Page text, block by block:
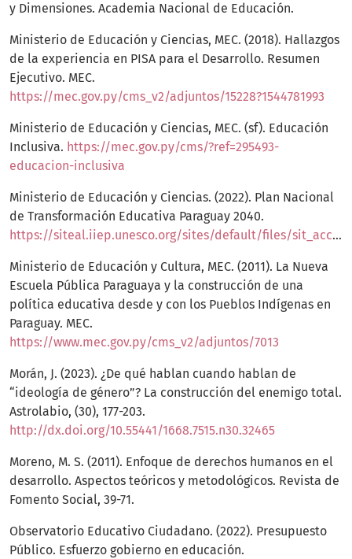
y Dimensiones. Academia Nacional de Educación.
Ministerio de Educación y Ciencias, MEC. (2018). Hallazgos
de la experiencia en PISA para el Desarrollo. Resumen
Ejecutivo. MEC.
https://mec.gov.py/cms_v2/adjuntos/15228?1544781993
Ministerio de Educación y Ciencias, MEC. (sf). Educación
Inclusiva. https://mec.gov.py/cms/?ref=295493-
educacion-inclusiva
Ministerio de Educación y Ciencias. (2022). Plan Nacional
de Transformación Educativa Paraguay 2040.
https://siteal.iiep.unesco.org/sites/default/files/sit_accion_files/plan_nacional_de_transformacion_educativa_paraguay_2040.pdf
Ministerio de Educación y Cultura, MEC. (2011). La Nueva
Escuela Pública Paraguaya y la construcción de una
política educativa desde y con los Pueblos Indígenas en
Paraguay. MEC.
https://www.mec.gov.py/cms_v2/adjuntos/7013
Morán, J. (2023). ¿De qué hablan cuando hablan de
“ideología de género”? La construcción del enemigo total.
Astrolabio, (30), 177-203.
http://dx.doi.org/10.55441/1668.7515.n30.32465
Moreno, M. S. (2011). Enfoque de derechos humanos en el
desarrollo. Aspectos teóricos y metodológicos. Revista de
Fomento Social, 39-71.
Observatorio Educativo Ciudadano. (2022). Presupuesto
Público. Esfuerzo gobierno en educación.